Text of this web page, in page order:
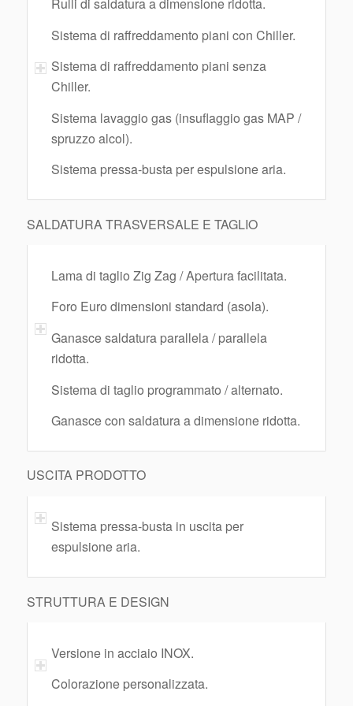
Sistema di raffreddamento piani con Chiller.
Sistema di raffreddamento piani senza
Chiller.
Sistema lavaggio gas (insuflaggio gas MAP /
spruzzo alcol).
Sistema pressa-busta per espulsione aria.
SALDATURA TRASVERSALE E TAGLIO
Lama di taglio Zig Zag / Apertura facilitata.
Foro Euro dimensioni standard (asola).
Ganasce saldatura parallela / parallela
ridotta.
Sistema di taglio programmato / alternato.
Ganasce con saldatura a dimensione ridotta.
USCITA PRODOTTO
Sistema pressa-busta in uscita per
espulsione aria.
STRUTTURA E DESIGN
Versione in acciaio INOX.
Colorazione personalizzata.